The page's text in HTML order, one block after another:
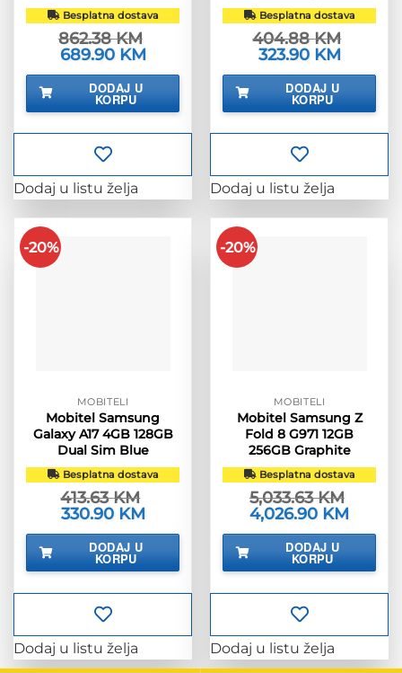
Besplatna dostava
862.38KM
Izvorna
cijena
bila
862.38 KM.
689.90 KM
je:
DODAJ U
KORPU
Dodaj u listu želja
Besplatna dostava
404.88KM
Izvorna
cijena
bila
404.88 KM.
323.90 KM
je:
DODAJ U
KORPU
Dodaj u listu želja
-20%
MOBITELI
Mobitel Samsung
Galaxy A17 4GB 128GB
Dual Sim Blue
Besplatna dostava
413.63KM
Izvorna
cijena
bila
413.63 KM.
330.90 KM
je:
DODAJ U
KORPU
Dodaj u listu želja
-20%
MOBITELI
Mobitel Samsung Z
Fold 8 G971 12GB
256GB Graphite
Besplatna dostava
5,033.63KM
Izvorna
cijena
bila
5,033.63 KM.
4,026.90 KM
je:
DODAJ U
KORPU
Dodaj u listu želja